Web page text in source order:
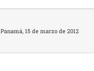
Panamá, 15 de marzo de 2012